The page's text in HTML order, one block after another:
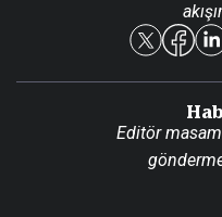
Reklam Ver
Editör